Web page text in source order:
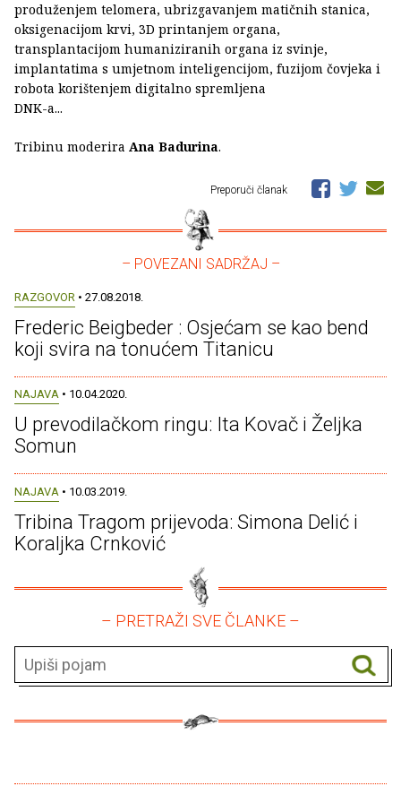
produženjem telomera, ubrizgavanjem matičnih stanica,
oksigenacijom krvi, 3D printanjem organa,
transplantacijom humaniziranih organa iz svinje,
implantatima s umjetnom inteligencijom, fuzijom čovjeka i
robota korištenjem digitalno spremljena
DNK-a...
Tribinu moderira Ana Badurina.
Preporuči članak
– POVEZANI SADRŽAJ –
RAZGOVOR • 27.08.2018.
Frederic Beigbeder : Osjećam se kao bend
koji svira na tonućem Titanicu
NAJAVA • 10.04.2020.
U prevodilačkom ringu: Ita Kovač i Željka
Somun
NAJAVA • 10.03.2019.
Tribina Tragom prijevoda: Simona Delić i
Koraljka Crnković
– PRETRAŽI SVE ČLANKE –